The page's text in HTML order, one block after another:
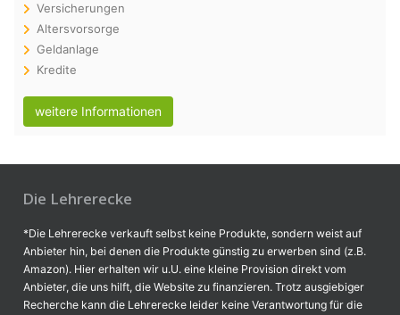
Versicherungen
Altersvorsorge
Geldanlage
Kredite
weitere Informationen
Die Lehrerecke
*Die Lehrerecke verkauft selbst keine Produkte, sondern weist auf
Anbieter hin, bei denen die Produkte günstig zu erwerben sind (z.B.
Amazon). Hier erhalten wir u.U. eine kleine Provision direkt vom
Anbieter, die uns hilft, die Website zu finanzieren. Trotz ausgiebiger
Recherche kann die Lehrerecke leider keine Verantwortung für die